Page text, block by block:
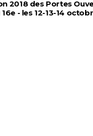
2018 des Portes
- les 12-13-14